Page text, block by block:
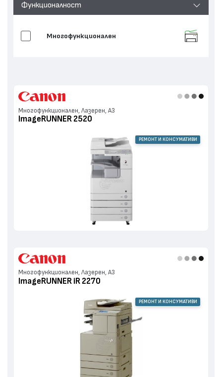
Функционалност
Многофункционален
Многофункционален, Лазерен, А3
ImageRUNNER 2520
РЕМОНТ И КОНСУМАТИВИ
Многофункционален, Лазерен, А3
ImageRUNNER iR 2270
РЕМОНТ И КОНСУМАТИВИ